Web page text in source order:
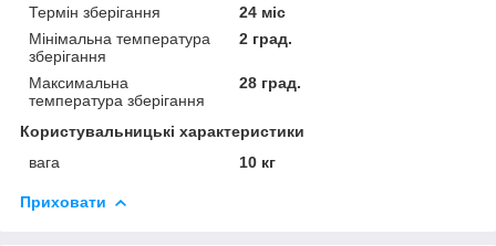
Термін зберігання
24 міс
Мінімальна температура
зберігання
2 град.
Максимальна
температура зберігання
28 град.
Користувальницькі характеристики
вага
10 кг
Приховати